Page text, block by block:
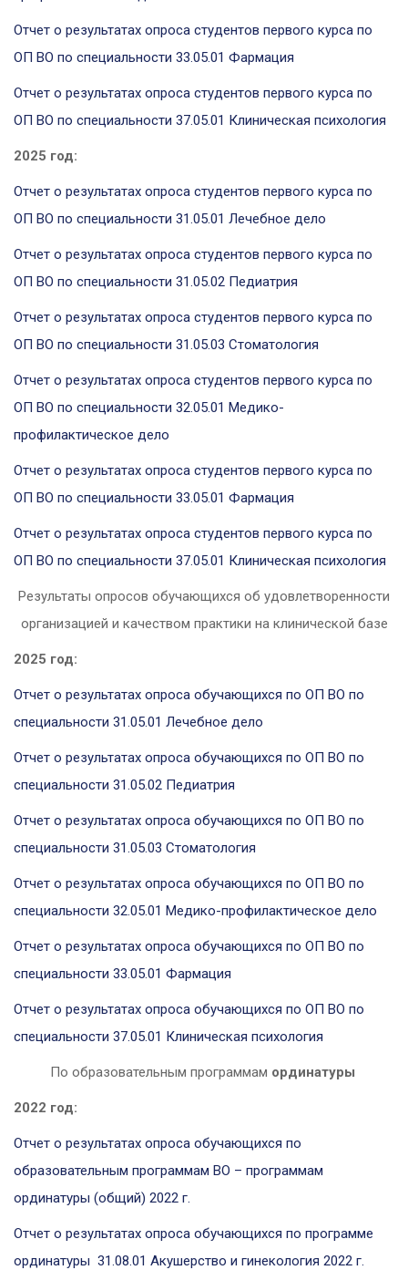
Отчет о результатах опроса студентов первого курса по
ОП ВО по специальности 33.05.01 Фармация
Отчет о результатах опроса студентов первого курса по
ОП ВО по специальности 37.05.01 Клиническая психология
2025 год:
Отчет о результатах опроса студентов первого курса по
ОП ВО по специальности 31.05.01 Лечебное дело
Отчет о результатах опроса студентов первого курса по
ОП ВО по специальности 31.05.02 Педиатрия
Отчет о результатах опроса студентов первого курса по
ОП ВО по специальности 31.05.03 Стоматология
Отчет о результатах опроса студентов первого курса по
ОП ВО по специальности 32.05.01 Медико-
профилактическое дело
Отчет о результатах опроса студентов первого курса по
ОП ВО по специальности 33.05.01 Фармация
Отчет о результатах опроса студентов первого курса по
ОП ВО по специальности 37.05.01 Клиническая психология
Результаты опросов обучающихся об удовлетворенности
организацией и качеством практики на клинической базе
2025 год:
Отчет о результатах опроса обучающихся по ОП ВО по
специальности 31.05.01 Лечебное дело
Отчет о результатах опроса обучающихся по ОП ВО по
специальности 31.05.02 Педиатрия
Отчет о результатах опроса обучающихся по ОП ВО по
специальности 31.05.03 Стоматология
Отчет о результатах опроса обучающихся по ОП ВО по
специальности 32.05.01 Медико-профилактическое дело
Отчет о результатах опроса обучающихся по ОП ВО по
специальности 33.05.01 Фармация
Отчет о результатах опроса обучающихся по ОП ВО по
специальности 37.05.01 Клиническая психология
По образовательным программам ординатуры
2022 год:
Отчет о результатах опроса обучающихся по
образовательным программам ВО – программам
ординатуры (общий) 2022 г.
Отчет о результатах опроса обучающихся по программе
ординатуры 31.08.01 Акушерство и гинекология 2022 г.